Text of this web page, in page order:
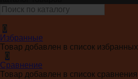
0
Избранные
Товар добавлен в список избранных
0
Сравнение
Товар добавлен в список сравнения